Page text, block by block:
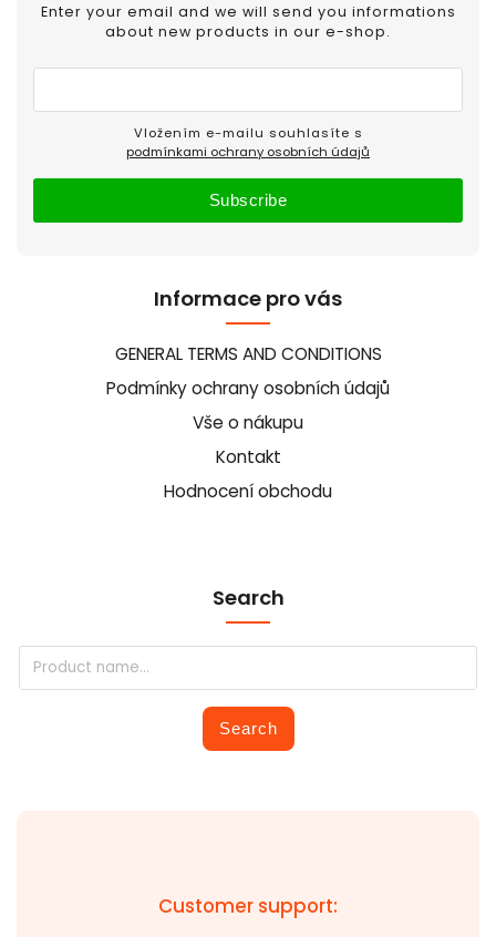
Customer support:
Informace pro vás
GENERAL TERMS AND CONDITIONS
Podmínky ochrany osobních údajů
Vše o nákupu
Kontakt
Hodnocení obchodu
Enter your email and we will send you informations
about new products in our e-shop.
podmínkami ochrany osobních údajů
Subscribe
Search
Search